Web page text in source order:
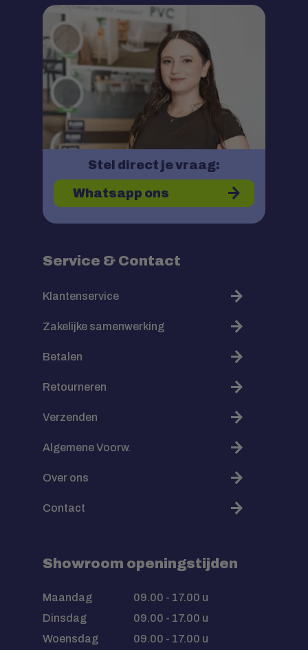
Stel direct je vraag:
Whatsapp ons
Service & Contact
Klantenservice
Zakelijke samenwerking
Betalen
Retourneren
Verzenden
Algemene Voorw.
Over ons
Contact
Showroom openingstijden
Maandag
09.00 - 17.00 u
Dinsdag
09.00 - 17.00 u
Woensdag
09.00 - 17.00 u